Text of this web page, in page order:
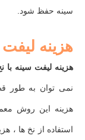
سینه حفظ شود.
هزینه لیفت
هزینه لیفت سینه با
نمی‌ توان به طور
هزینه این روش
استفاده از نخ‌ ها ،